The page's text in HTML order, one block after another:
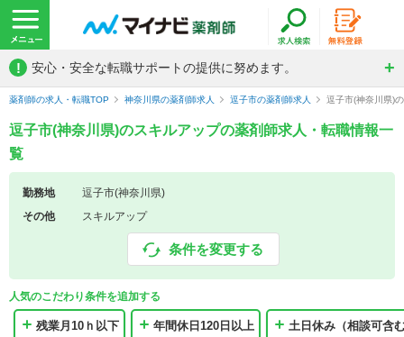
! 安心・安全な転職サポートの提供に努めます。
薬剤師の求人・転職TOP 神奈川県の薬剤師求人 逗子市の薬剤師求人 逗子市(神奈川県)
逗子市(神奈川県)のスキルアップの薬剤師求人・転職情報一
覧
勤務地
逗子市(神奈川県)
その他
スキルアップ
条件を変更する
人気のこだわり条件を追加する
残業月10ｈ以下 年間休日120日以上 土日休み（相談可含